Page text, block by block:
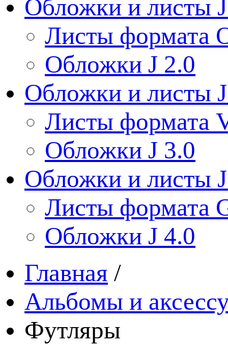
Обложки и листы
Листы формата
Обложки J 2.0
Обложки и листы
Листы формата
Обложки J 3.0
Обложки и листы
Листы формата
Обложки J 4.0
Главная /
Альбомы и
Футляры